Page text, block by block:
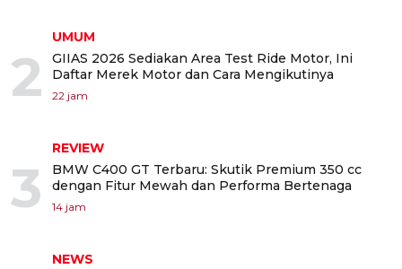
2
UMUM
GIIAS 2026 Sediakan Area Test Ride Motor, Ini
Daftar Merek Motor dan Cara Mengikutinya
22 jam
3
REVIEW
BMW C400 GT Terbaru: Skutik Premium 350 cc
dengan Fitur Mewah dan Performa Bertenaga
14 jam
NEWS